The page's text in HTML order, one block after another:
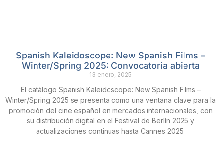
Spanish Kaleidoscope: New Spanish Films –
Winter/Spring 2025: Convocatoria abierta
13 enero, 2025
El catálogo Spanish Kaleidoscope: New Spanish Films –
Winter/Spring 2025 se presenta como una ventana clave para la
promoción del cine español en mercados internacionales, con
su distribución digital en el Festival de Berlín 2025 y
actualizaciones continuas hasta Cannes 2025.